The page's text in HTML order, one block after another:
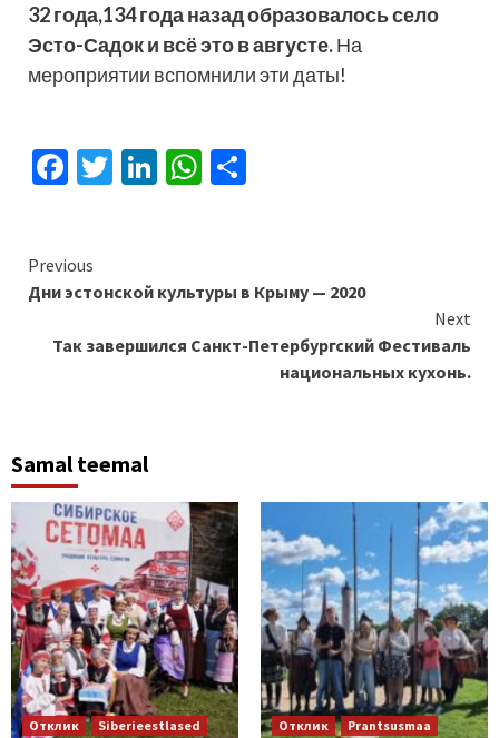
32 года,134 года назад образовалось село
Эсто-Садок и всё это в августе.На
мероприятии вспомнили эти даты!
Facebook
Twitter
LinkedIn
WhatsApp
Continue
Reading
Previous
Дни эстонской культуры в Крыму — 2020
Next
Так завершился Санкт-Петербургский Фестиваль
национальных кухонь.
Samal teemal
Отклик Siberieestlased Отклик Prantsusmaa